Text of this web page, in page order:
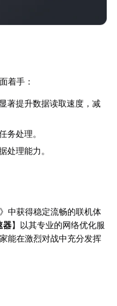
着手：
著提升数据读取速度，减
务处理。
处理能力。
中获得稳定流畅的联机体
器】以其专业的网络优化服
能在激烈对战中充分发挥